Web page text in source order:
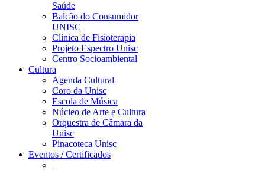
Saúde
Balcão do Consumidor
UNISC
Clínica de Fisioterapia
Projeto Espectro Unisc
Centro Socioambiental
Cultura
Agenda Cultural
Coro da Unisc
Escola de Música
Núcleo de Arte e Cultura
Orquestra de Câmara da
Unisc
Pinacoteca Unisc
Eventos / Certificados